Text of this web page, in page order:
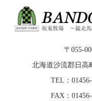
〒055-
北海道沙流郡日高
TEL：
FAX：